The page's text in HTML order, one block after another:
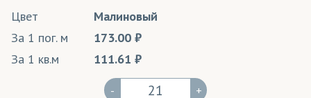
Цвет
Малиновый
За 1 пог. м
173.00
За 1 кв.м
111.61
- +